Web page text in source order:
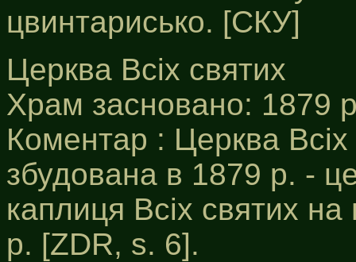
цвинтарисько. [СКУ]
Церква Всіх святих
Храм засновано: 1879
Коментар : Церква Всіх
збудована в 1879 р. -
каплиця Всіх святих
р. [ZDR, s. 6].